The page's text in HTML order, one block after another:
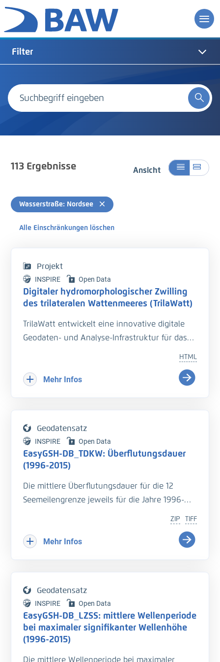
Filter
113Ergebnisse Ansicht
Wasserstraße: Nordsee
Alle Einschränkungen löschen
Projekt
INSPIRE Open Data
Digitaler hydromorphologischer Zwilling
des trilateralen Wattenmeeres (TrilaWatt)
TrilaWatt entwickelt eine innovative digitale
Geodaten- und Analyse-Infrastruktur für das
harmonisierten, qualitätsgesicherten Daten zu
Geomorphologie, Sedimentologie und
Webportale und -dienste zu einem
Assistenzsystem verknüpft.
HTML
Mehr Infos
Geodatensatz
INSPIRE Open Data
EasyGSH-DB_TDKW: Überflutungsdauer
(1996-2015)
Die mittlere Überflutungsdauer für die 12
Seemeilengrenze jeweils für die Jahre 1996-
eine Fläche während einer Tide mit Wasser
bedeckt ist.
ndex.php/Tidekennwerte_des_Wasserstandes
Literatur:
- Hagen, R., et.al., (2019),
TIFF
ZIP
Mehr Infos
Geodatensatz
INSPIRE Open Data
EasyGSH-DB_LZSS: mittlere Wellenperiode
bei maximaler signifikanter Wellenhöhe
(1996-2015)
Die mittlere Wellenperiode bei maximaler